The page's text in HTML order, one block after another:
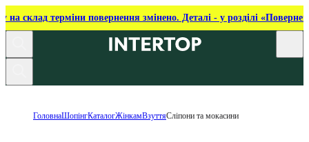
на склад терміни повернення змінено. Деталі - у розділі
ГоловнаШопінгКаталогЖінкамВзуттяСліпони та мокасини